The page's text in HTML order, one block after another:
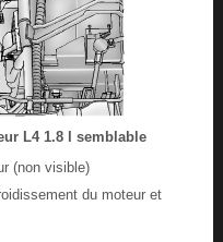
L4 1.8 l semblable
(non visible)
du moteur et